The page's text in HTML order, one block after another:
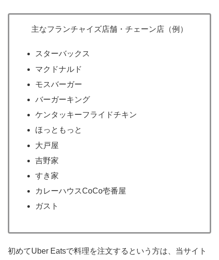
主なフランチャイズ店舗・チェーン店（例）
スターバックス
マクドナルド
モスバーガー
バーガーキング
ケンタッキーフライドチキン
ほっともっと
大戸屋
吉野家
すき家
カレーハウスCoCo壱番屋
ガスト
初めてUber Eatsで料理を注文するという方は、当サイト